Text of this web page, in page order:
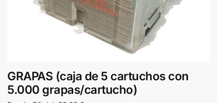
GRAPAS (caja de 5 cartuchos con
5.000 grapas/cartucho)